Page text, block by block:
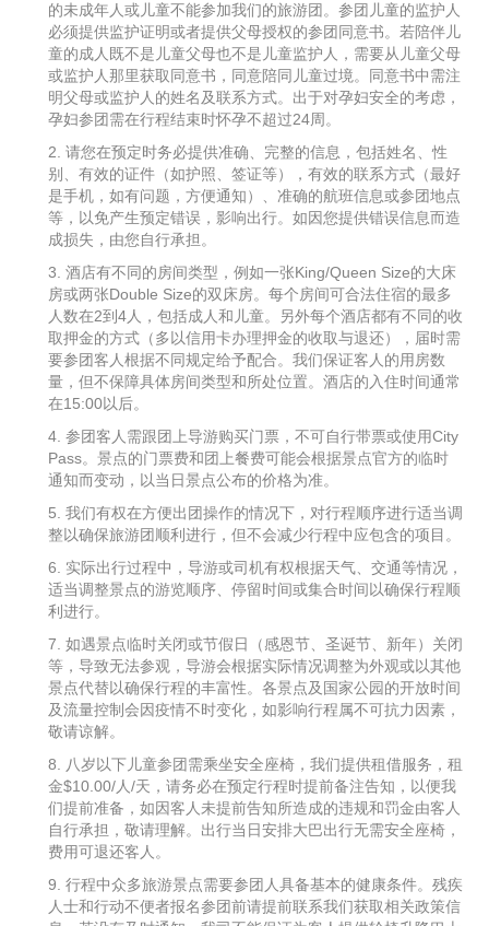
的未成年人或儿童不能参加我们的旅游团。参团儿童的监护人
必须提供监护证明或者提供父母授权的参团同意书。若陪伴儿
童的成人既不是儿童父母也不是儿童监护人，需要从儿童父母
或监护人那里获取同意书，同意陪同儿童过境。同意书中需注
明父母或监护人的姓名及联系方式。出于对孕妇安全的考虑，
孕妇参团需在行程结束时怀孕不超过24周。
2. 请您在预定时务必提供准确、完整的信息，包括姓名、性
别、有效的证件（如护照、签证等），有效的联系方式（最好
是手机，如有问题，方便通知）、准确的航班信息或参团地点
等，以免产生预定错误，影响出行。如因您提供错误信息而造
成损失，由您自行承担。
3. 酒店有不同的房间类型，例如一张King/Queen Size的大床
房或两张Double Size的双床房。每个房间可合法住宿的最多
人数在2到4人，包括成人和儿童。另外每个酒店都有不同的收
取押金的方式（多以信用卡办理押金的收取与退还），届时需
要参团客人根据不同规定给予配合。我们保证客人的用房数
量，但不保障具体房间类型和所处位置。酒店的入住时间通常
在15:00以后。
4. 参团客人需跟团上导游购买门票，不可自行带票或使用City
Pass。景点的门票费和团上餐费可能会根据景点官方的临时
通知而变动，以当日景点公布的价格为准。
5. 我们有权在方便出团操作的情况下，对行程顺序进行适当调
整以确保旅游团顺利进行，但不会减少行程中应包含的项目。
6. 实际出行过程中，导游或司机有权根据天气、交通等情况，
适当调整景点的游览顺序、停留时间或集合时间以确保行程顺
利进行。
7. 如遇景点临时关闭或节假日（感恩节、圣诞节、新年）关闭
等，导致无法参观，导游会根据实际情况调整为外观或以其他
景点代替以确保行程的丰富性。各景点及国家公园的开放时间
及流量控制会因疫情不时变化，如影响行程属不可抗力因素，
敬请谅解。
8. 八岁以下儿童参团需乘坐安全座椅，我们提供租借服务，租
金$10.00/人/天，请务必在预定行程时提前备注告知，以便我
们提前准备，如因客人未提前告知所造成的违规和罚金由客人
自行承担，敬请理解。出行当日安排大巴出行无需安全座椅，
费用可退还客人。
9. 行程中众多旅游景点需要参团人具备基本的健康条件。残疾
人士和行动不便者报名参团前请提前联系我们获取相关政策信